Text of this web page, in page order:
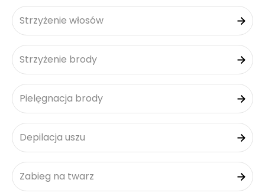
Strzyżenie włosów
Strzyżenie brody
Pielęgnacja brody
Depilacja uszu
Zabieg na twarz